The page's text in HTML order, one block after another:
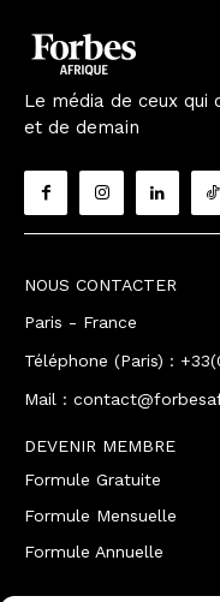
Le média de ceux qui
et de demain
NOUS CONTACTER
Paris - France
Téléphone (Paris) :
Mail :
DEVENIR MEMBRE
Formule Gratuite
Formule Mensuelle
Formule Annuelle